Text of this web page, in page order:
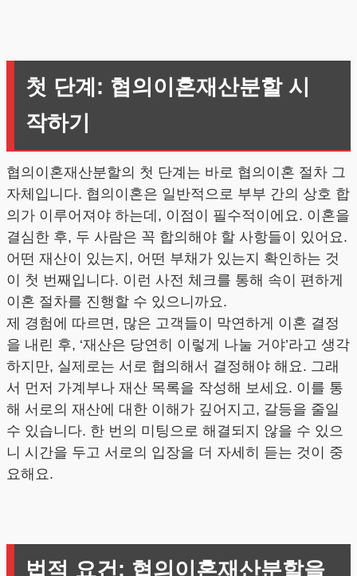
첫 단계: 협의이혼재산분할 시
작하기
협의이혼재산분할의 첫 단계는 바로 협의이혼 절차 그
자체입니다. 협의이혼은 일반적으로 부부 간의 상호 합
의가 이루어져야 하는데, 이점이 필수적이에요. 이혼을
결심한 후, 두 사람은 꼭 합의해야 할 사항들이 있어요.
어떤 재산이 있는지, 어떤 부채가 있는지 확인하는 것
이 첫 번째입니다. 이런 사전 체크를 통해 속이 편하게
이혼 절차를 진행할 수 있으니까요.
제 경험에 따르면, 많은 고객들이 막연하게 이혼 결정
을 내린 후, ‘재산은 당연히 이렇게 나눌 거야’라고 생각
하지만, 실제로는 서로 협의해서 결정해야 해요. 그래
서 먼저 가계부나 재산 목록을 작성해 보세요. 이를 통
해 서로의 재산에 대한 이해가 깊어지고, 갈등을 줄일
수 있습니다. 한 번의 미팅으로 해결되지 않을 수 있으
니 시간을 두고 서로의 입장을 더 자세히 듣는 것이 중
요해요.
법적 요건: 협의이혼재산분할을